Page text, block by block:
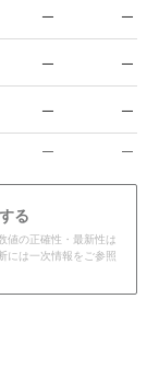
— —
— —
— —
— —
る
値の正確性・最新性は
には一次情報をご参照